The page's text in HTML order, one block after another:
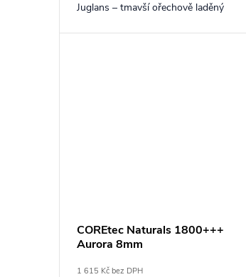
Juglans – tmavší ořechově laděný
COREtec Naturals 1800+++
Aurora 8mm
1 615 Kč bez DPH